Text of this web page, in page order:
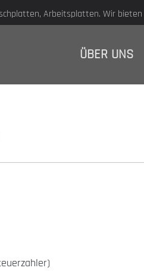
Arbeitsplatten. Wir
ÜBER UNS